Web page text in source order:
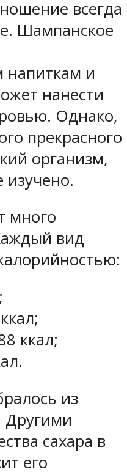
всегда
Шампанское
напиткам и
нанести
Однако,
прекрасного
организм,
изучено.
много
вид
ккал;
из
Другими
сахара в
его